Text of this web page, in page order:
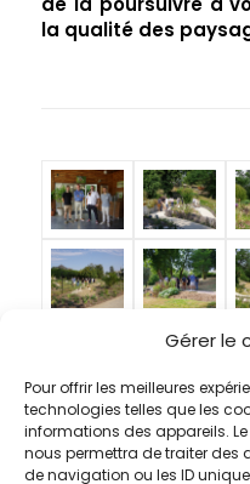
Gérer le
Pour offrir les meilleures
technologies telles que les
informations des appareils.
nous permettra de traiter des
de navigation ou les ID
la qualité des